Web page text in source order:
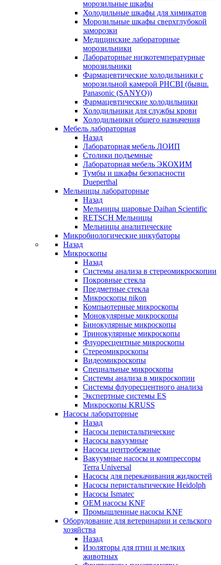
морозильные шкафы
Холодильные шкафы для химикатов
Морозильные шкафы сверхглубокой
заморозки
Медицинские лабораторные
морозильники
Лабораторные низкотемпературные
морозильники
Фармацевтические холодильники с
морозильной камерой PHCBI (бывш.
Panasonic (SANYO))
Фармацевтические холодильники
Холодильники для службы крови
Холодильники общего назначения
Мебель лабораторная
Назад
Лабораторная мебель ЛОИП
Столики подъемные
Лабораторная мебель ЭКОХИМ
Тумбы и шкафы безопасности
Dueperthal
Мельницы лабораторные
Назад
Мельницы шаровые Daihan Scientific
RETSCH Мельницы
Мельницы аналитические
Микробиологические инкубаторы
Назад
Микроскопы
Назад
Системы анализа в стереомикроскопии
Покровные стекла
Предметные стекла
Микроскопы nikon
Компьютерные микроскопы
Монокулярные микроскопы
Бинокулярные микроскопы
Тринокулярные микроскопы
Флуоресцентные микроскопы
Стереомикроскопы
Видеомикроскопы
Специальные микроскопы
Системы анализа в микроскопии
Системы флуоресцентного анализа
Экспертные системы ES
Микроскопы KRUSS
Насосы лабораторные
Назад
Насосы перистальтические
Насосы вакуумные
Насосы центробежные
Вакуумные насосы и компрессоры
Terra Universal
Насосы для перекачивания жидкостей
Насосы перистальтические Heidolph
Насосы Ismatec
OEM насосы KNF
Промышленные насосы KNF
Оборудование для ветеринарии и сельского
хозяйства
Назад
Изоляторы для птиц и мелких
животных